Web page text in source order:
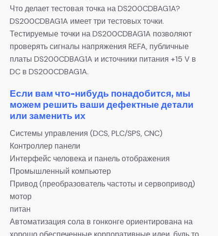
Что делает тестовая точка на DS200CDBAG1A?
DS200CDBAG1A имеет три тестовых точки.
Тестируемые точки на DS200CDBAG1A позволяют
проверять сигналы напряжения REFA, публичные
платы DS200CDBAG1A и источники питания +15 V в
DC в DS200CDBAG1A.
Если вам что-нибудь понадобится, мы
можем решить ваши дефектные детали
или заменить их
Системы управления (DCS, PLC/SPS, CNC)
Контроллер панели
Интерфейс человека и панель отображения
Промышленный компьютер
Привод (преобразователь частоты и сервопривод)
мотор
питан
Автоматизация сола в гонконге ориентирована на